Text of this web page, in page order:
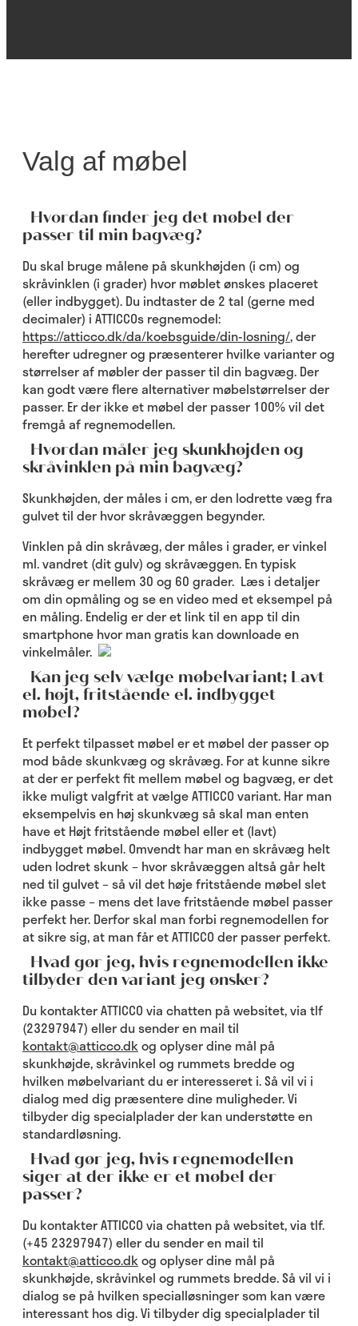
Valg af møbel
Hvordan finder jeg det møbel der
passer til min bagvæg?
Du skal bruge målene på skunkhøjden (i cm) og
skråvinklen (i grader) hvor møblet ønskes placeret
(eller indbygget). Du indtaster de 2 tal (gerne med
decimaler) i ATTICCOs regnemodel:
https://atticco.dk/da/koebsguide/din-losning/, der
herefter udregner og præsenterer hvilke varianter og
størrelser af møbler der passer til din bagvæg. Der
kan godt være flere alternativer møbelstørrelser der
passer. Er der ikke et møbel der passer 100% vil det
fremgå af regnemodellen.
Hvordan måler jeg skunkhøjden og
skråvinklen på min bagvæg?
Skunkhøjden, der måles i cm, er den lodrette væg fra
gulvet til der hvor skråvæggen begynder.
Vinklen på din skråvæg, der måles i grader, er vinkel
ml. vandret (dit gulv) og skråvæggen. En typisk
skråvæg er mellem 30 og 60 grader. Læs i detaljer
om din opmåling og se en video med et eksempel på
en måling. Endelig er der et link til en app til din
smartphone hvor man gratis kan downloade en
vinkelmåler.
Kan jeg selv vælge møbelvariant; Lavt
el. højt, fritstående el. indbygget
møbel?
Et perfekt tilpasset møbel er et møbel der passer op
mod både skunkvæg og skråvæg. For at kunne sikre
at der er perfekt fit mellem møbel og bagvæg, er det
ikke muligt valgfrit at vælge ATTICCO variant. Har man
eksempelvis en høj skunkvæg så skal man enten
have et Højt fritstående møbel eller et (lavt)
indbygget møbel. Omvendt har man en skråvæg helt
uden lodret skunk – hvor skråvæggen altså går helt
ned til gulvet – så vil det høje fritstående møbel slet
ikke passe – mens det lave fritstående møbel passer
perfekt her. Derfor skal man forbi regnemodellen for
at sikre sig, at man får et ATTICCO der passer perfekt.
Hvad gør jeg, hvis regnemodellen ikke
tilbyder den variant jeg ønsker?
Du kontakter ATTICCO via chatten på websitet, via tlf
(23297947) eller du sender en mail til
kontakt@atticco.dkog oplyser dine mål på
skunkhøjde, skråvinkel og rummets bredde og
hvilken møbelvariant du er interesseret i. Så vil vi i
dialog med dig præsentere dine muligheder. Vi
tilbyder dig specialplader der kan understøtte en
standardløsning.
Hvad gør jeg, hvis regnemodellen
siger at der ikke er et møbel der
passer?
Du kontakter ATTICCO via chatten på websitet, via tlf.
(+45 23297947) eller du sender en mail til
kontakt@atticco.dkog oplyser dine mål på
skunkhøjde, skråvinkel og rummets bredde. Så vil vi i
dialog se på hvilken specialløsninger som kan være
interessant hos dig. Vi tilbyder dig specialplader til